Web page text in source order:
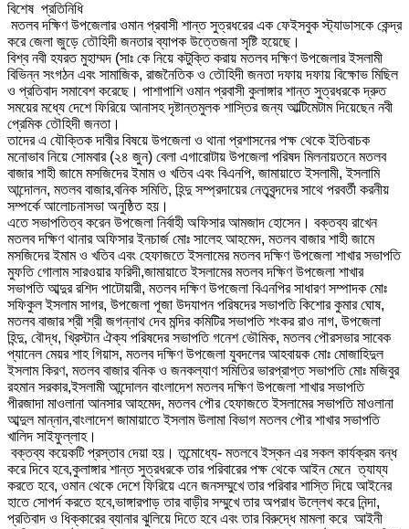
বিশেষ প্রতিনিধি
মতলব দক্ষিণ উপজেলার ওমান প্রবাসী শান্ত সুত্রধরের এক ফেইসবুক স্ট্যাডাসকে কেন্দ্র
করে জেলা জুড়ে তৌহিদী জনতার ব্যাপক উত্তেজনা সৃষ্টি হয়েছে।
বিশ্ব নবী হযরত মুহাম্মদ (সাঃ কে নিয়ে কটুক্তি করায় মতলব দক্ষিণ উপজেলার ইসলামী
বিভিন্ন সংগঠন এবং সামাজিক, রাজনৈতিক ও তৌহিদী জনতা দফায় দফায় বিক্ষোভ মিছিল
ও প্রতিবাদ সমাবেশ করেছে। পাশাপাশি ওমান প্রবাসী কুলাঙ্গার শান্ত সুত্রধরকে দ্রুত
সময়ের মধ্যে দেশে ফিরিয়ে আনাসহ দৃষ্টান্তমুলক শাস্তির জন্য আল্টিমেটাম দিয়েছেন নবী
প্রেমিক তৌহিদী জনতা।
তাদের এ যৌক্তিক দাবীর বিষয়ে উপজেলা ও থানা প্রশাসনের পক্ষ থেকে ইতিবাচক
মনোভাব নিয়ে সোমবার (২৪ জুন) বেলা এগারোটায় উপজেলা পরিষদ মিলনায়তনে মতলব
বাজার শাহী জামে মসজিদের ইমাম ও খতিব এবং বিএনপি, জামায়াতে ইসলামী, ইসলামি
আন্দোলন, মতলব বাজার,বনিক সমিতি, হিন্দু সম্প্রদায়ের নেতৃবৃন্দদের সাথে পরবর্তী করনীয়
সম্পর্কে আলোচনাসভা অনুষ্ঠিত হয়।
এতে সভাপতিত্ব করেন উপজেলা নির্বাহী অফিসার আমজাদ হোসেন। বক্তব্য রাখেন
মতলব দক্ষিণ থানার অফিসার ইনচার্জ মোঃ সালেহ আহমেদ, মতলব বাজার শাহী জামে
মসজিদের ইমাম ও খতিব এবং হেফাজতে ইসলামের মতলব দক্ষিণ উপজেলা শাখার সভাপতি
মুফতি গোলাম সারওয়ার ফরিদী,জামায়াতে ইসলামের মতলব দক্ষিণ উপজেলা শাখার
সভাপতি আব্দুর রশিদ পাটোয়ারী, মতলব দক্ষিণ উপজেলা বিএনপির সাধারণ সম্পাদক মোঃ
সফিকুল ইসলাম সাগর, উপজেলা পূজা উদযাপন পরিষদের সভাপতি কিশোর কুমার ঘোষ,
মতলব বাজার শ্রী শ্রী জগন্নাথ দেব মন্দির কমিটির সভাপতি শংকর রাও নাগ, উপজেলা
হিন্দু, বৌদ্ধ, খ্রিস্টান ঐক্য পরিষদের সভাপতি গনেশ ভৌমিক, মতলব পৌরসভার সাবেক
প্যানেল মেয়র শাহ গিয়াস, মতলব দক্ষিণ উপজেলা যুবদলের আহবায়ক মোঃ মোজাহিদুল
ইসলাম কিরণ, মতলব বাজার বনিক ও জনকল্যাণ সমিতির ভারপ্রাপ্ত সভাপতি মোঃ মজিবুর
রহমান সরকার,ইসলামী আন্দোলন বাংলাদেশ মতলব দক্ষিণ উপজেলা শাখার সভাপতি
পীরজাদা মাওলানা আনসার আহমেদ, মতলব পৌর হেফাজতে ইসলামের সভাপতি মাওলানা
আব্দুল মান্নান,বাংলাদেশ জামায়াতে ইসলাম উলামা বিভাগ মতলব পৌর শাখার সভাপতি
খালিদ সাইফুল্লাহ।
বক্তব্য কয়েকটি প্রস্তাব দেয়া হয়। তন্মোধ্যে- মতলবে ইস্কন এর সকল কার্যক্রম বন্ধ
করে দিবে হবে,কুলাঙ্গার শান্ত সুত্রধরকে তার পরিবারের পক্ষ থেকে আইন মেনে ত্যায্য
করতে হবে, ওমান থেকে দেশে ফিরিয়ে এনে জনসম্মুখে তার পরিবার শাস্তি দিয়ে আইনের
হাতে সোপর্দ করতে হবে,ভাঙ্গারপাড় তার বাড়ীর সম্মুখে তার অপরাধ উল্লেখ করে নিন্দা,
প্রতিবাদ ও ধিক্কারের ব্যানার ঝুলিয়ে দিতে হবে এবং তার বিরুদ্ধে মামলা করে আইনী